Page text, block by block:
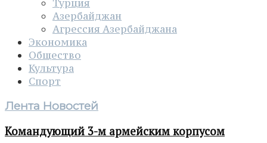
Турция
Азербайджан
Агрессия Азербайджана
Экономика
Общество
Культура
Спорт
Лента Новостей
Командующий 3-м армейским корпусом